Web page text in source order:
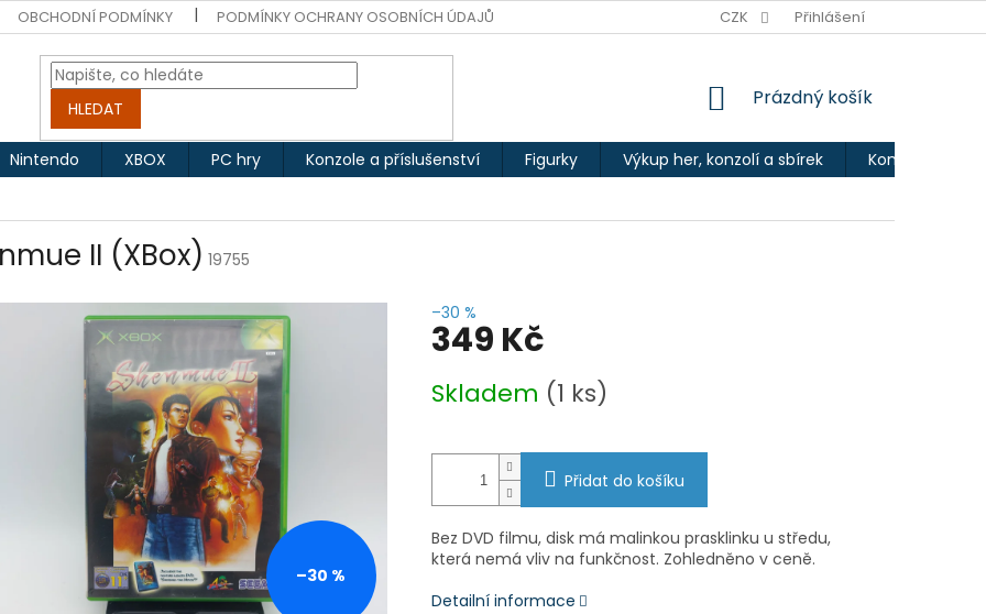
OBCHODNÍ PODMÍNKY PODMÍNKY OCHRANY OSOBNÍCH ÚDAJŮ CZK Přihlášení
HLEDAT
NÁKUPNÍ
Prázdný košík
Nintendo XBOX PC hry Konzole a příslušenství Figurky Výkup her, konzolí a sbírek Kontakty
II (XBox) 19755
–30 %
–30 %
349 Kč
cena:
Skladem (1 ks)
Přidat do košíku
Bez DVD filmu, disk má malinkou prasklinku u středu,
která nemá vliv na funkčnost. Zohledněno v ceně.
Detailní informace